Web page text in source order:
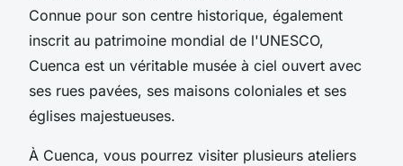
Connue pour son centre historique, également
inscrit au patrimoine mondial de l'UNESCO,
Cuenca est un véritable musée à ciel ouvert avec
ses rues pavées, ses maisons coloniales et ses
églises majestueuses.
À Cuenca, vous pourrez visiter plusieurs ateliers